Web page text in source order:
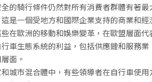
的騎行條件仍然對所有消費者群體有著
是一個受地方和國際企業支持的商業和
在歐洲的移動和娛樂變革，在歐盟層面
車生態系統的利益，包括供應鏈和服務
面。
城市混合體中，有些領導者在自行車使